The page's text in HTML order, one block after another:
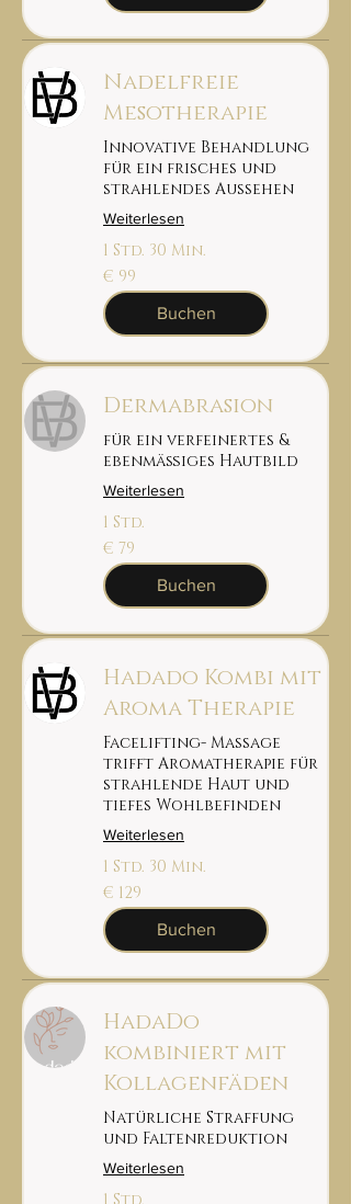
Nadelfreie
Mesotherapie
Innovative Behandlung
für ein frisches und
strahlendes Aussehen
Weiterlesen
1 Std. 30 Min.
99
euro
€ 99
Buchen
Dermabrasion
für ein verfeinertes &
ebenmäßiges Hautbild
Weiterlesen
1 Std.
79
euro
€ 79
Buchen
Hadado Kombi mit
Aroma Therapie
Facelifting- Massage
trifft Aromatherapie für
strahlende Haut und
tiefes Wohlbefinden
Weiterlesen
1 Std. 30 Min.
129
euro
€ 129
Buchen
HadaDo
kombiniert mit
Kollagenfäden
Natürliche Straffung
und Faltenreduktion
Weiterlesen